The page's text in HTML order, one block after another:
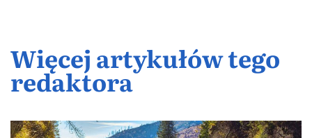
Więcej artykułów tego
redaktora